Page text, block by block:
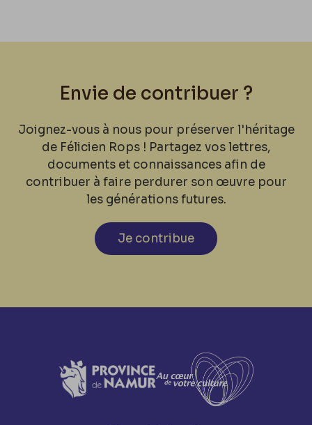
Envie de contribuer ?
Joignez-vous à nous pour préserver l'héritage
de Félicien Rops ! Partagez vos lettres,
documents et connaissances afin de
contribuer à faire perdurer son œuvre pour
les générations futures.
Je contribue